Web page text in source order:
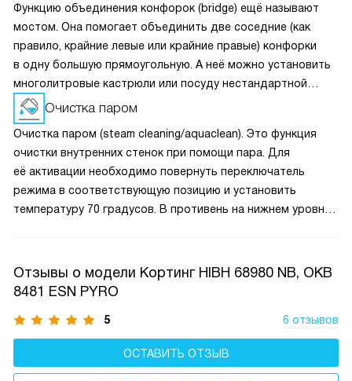
Функцию объединения конфорок (bridge) ещё называют
мостом. Она помогает объединить две соседние (как
правило, крайние левые или крайние правые) конфорки
в одну большую прямоугольную. А неё можно установить
многолитровые кастрюли или посуду нестандартной
формы, например, гриль или утятницу. Управление
в данном режиме происходит за счёт кнопок ближних зон
нагрева.
Очистка паром
Очистка паром (steam cleaning/aquaclean). Это функция
очистки внутренних стенок при помощи пара. Для
её активации необходимо повернуть переключатель
режима в соответствующую позицию и установить
температуру 70 градусов. В противень на нижнем уровне
тряпкой.
Отзывы о модели Кортинг HIBH 68980 NB, OKB
8481 ESN PYRO
5 6 отзывов
ОСТАВИТЬ ОТЗЫВ